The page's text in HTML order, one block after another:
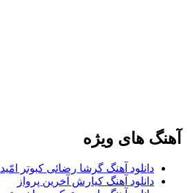
آهنگ های ویژه
دانلود آهنگ گرشا رضائی کبوتر امّید
دانلود آهنگ کیارش آخرین پرواز